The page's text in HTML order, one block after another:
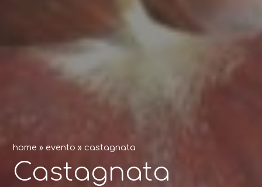
home » evento » castagnata
Castagnata